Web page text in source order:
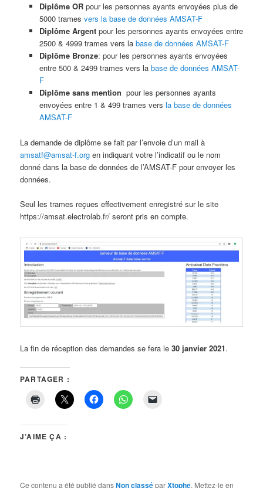
Diplôme ORpour les personnes ayants envoyées plus de
5000 trames vers la base de données AMSAT-F
Diplôme Argentpour les personnes ayants envoyées entre
2500 & 4999 trames vers la base de données AMSAT-F
Diplôme Bronze: pour les personnes ayants envoyées
entre 500 & 2499 trames vers la base de données AMSAT-
F
Diplôme sans mention pour les personnes ayants
envoyées entre 1 & 499 trames vers la base de données
AMSAT-F
La demande de diplôme se fait par l’envoie d’un mail à
amsatf@amsat-f.org en indiquant votre l’indicatif ou le nom
donné dans la base de données de l’AMSAT-F pour envoyer les
données.
Seul les trames reçues effectivement enregistré sur le site
https://amsat.electrolab.fr/ seront pris en compte.
La fin de réception des demandes se fera le30 janvier 2021.
PARTAGER :
J’AIME ÇA :
Ce contenu a été publié dansNon classéparXtophe. Mettez-le en